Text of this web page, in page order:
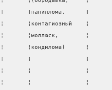
¦       ¦папиллома,      ¦
¦       ¦контагиозный    ¦
¦       ¦моллюск,        ¦
¦       ¦кондилома)      ¦
¦       ¦                ¦
¦       ¦                ¦
¦       ¦                ¦